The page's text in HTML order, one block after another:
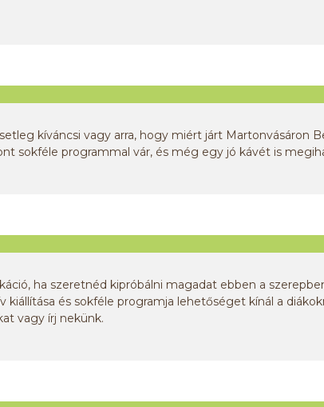
kíváncsi vagy arra, hogy miért járt Martonvásáron
sokféle programmal vár, és még egy jó kávét is
ha szeretnéd kipróbálni magadat ebben a
és sokféle programja lehetőséget kínál a
vagy írj nekünk.